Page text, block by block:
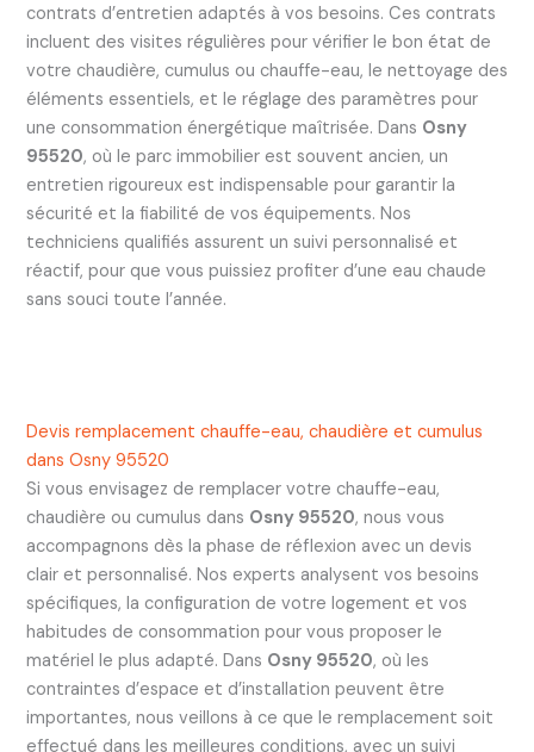
contrats d’entretien adaptés à vos besoins. Ces contrats
incluent des visites régulières pour vérifier le bon état de
votre chaudière, cumulus ou chauffe-eau, le nettoyage des
éléments essentiels, et le réglage des paramètres pour
une consommation énergétique maîtrisée. Dans Osny
95520, où le parc immobilier est souvent ancien, un
entretien rigoureux est indispensable pour garantir la
sécurité et la fiabilité de vos équipements. Nos
techniciens qualifiés assurent un suivi personnalisé et
réactif, pour que vous puissiez profiter d’une eau chaude
sans souci toute l’année.
Devis remplacement chauffe-eau, chaudière et cumulus
dans Osny 95520
Si vous envisagez de remplacer votre chauffe-eau,
chaudière ou cumulus dans Osny 95520, nous vous
accompagnons dès la phase de réflexion avec un devis
clair et personnalisé. Nos experts analysent vos besoins
spécifiques, la configuration de votre logement et vos
habitudes de consommation pour vous proposer le
matériel le plus adapté. Dans Osny 95520, où les
contraintes d’espace et d’installation peuvent être
importantes, nous veillons à ce que le remplacement soit
effectué dans les meilleures conditions, avec un suivi